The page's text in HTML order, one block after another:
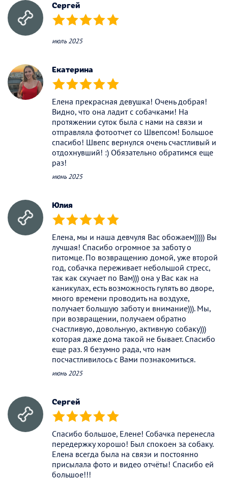
Сергей
(*) (*) (*) (*) (*)
июль 2025
Екатерина
(*) (*) (*) (*) (*)
Елена прекрасная девушка! Очень добрая!
Видно, что она ладит с собачками! На
протяжении суток была с нами на связи и
отправляла фотоотчет со Швепсом! Большое
спасибо! Швепс вернулся очень счастливый и
отдохнувший! :) Обязательно обратимся еще
раз!
июнь 2025
Юлия
(*) (*) (*) (*) (*)
Елена, мы и наша девчуля Вас обожаем))))) Вы
лучшая! Спасибо огромное за заботу о
питомце. По возвращению домой, уже второй
год, собачка переживает небольшой стресс,
так как скучает по Вам))) она у Вас как на
каникулах, есть возможность гулять во дворе,
много времени проводить на воздухе,
получает большую заботу и внимание))). Мы,
при возвращении, получаем обратно
счастливую, довольную, активную собаку)))
которая даже дома такой не бывает. Спасибо
еще раз. Я безумно рада, что нам
посчастливилось с Вами познакомиться.
июнь 2025
Сергей
(*) (*) (*) (*) (*)
Спасибо большое, Елене! Собачка перенесла
передержку хорошо! Был спокоен за собаку.
Елена всегда была на связи и постоянно
присылала фото и видео отчёты! Спасибо ей
большое!!!